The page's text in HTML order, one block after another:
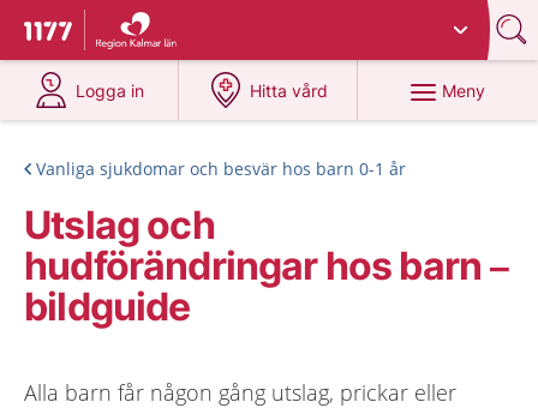
Till startsidan för 1177
Du har valt region
Logga in
på 1177.se
Hitta vård
på 1177.se
Meny
Vanliga sjukdomar och besvär hos barn 0-1 år
Utslag och
hudförändringar hos barn –
bildguide
Alla barn får någon gång utslag, prickar eller